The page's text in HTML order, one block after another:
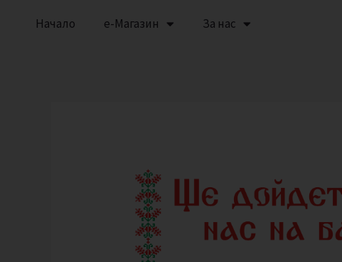
Начало е-Магазин За нас